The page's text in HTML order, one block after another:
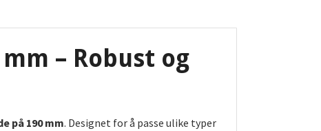
– Robust og
på 190 mm. Designet for å passe ulike typer